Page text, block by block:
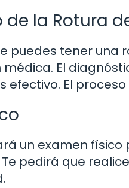
la Rotura
puedes tener
El
El
un examen
pedirá que